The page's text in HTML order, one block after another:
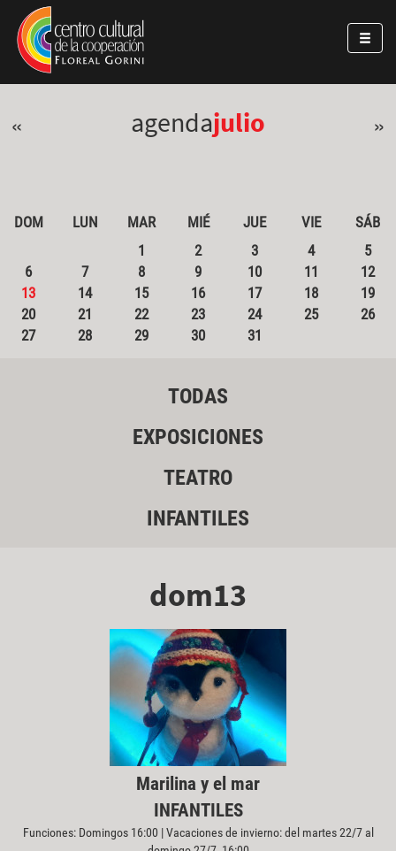
Pasar al contenido principal
Jump to main content
« agendajulio »
DOM LUN MAR MIÉ JUE VIE
SÁB
1
2 3 4
5
6
7 8 9 10 11
12
13
14 15 16 17 18
19
20
21 22 23 24 25
26
27
28 29 30 31
TODAS
EXPOSICIONES
TEATRO
INFANTILES
dom13
Marilina y el mar
INFANTILES
Funciones: Domingos 16:00 | Vacaciones de invierno: del martes 22/7 al